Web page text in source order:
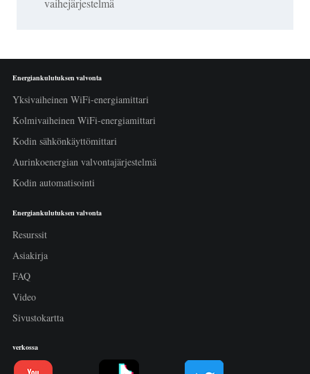
vaihejärjestelmä
Energiankulutuksen valvonta
Yksivaiheinen WiFi-energiamittari
Kolmivaiheinen WiFi-energiamittari
Kodin sähkönkäyttömittari
Aurinkoenergian valvontajärjestelmä
Kodin automatisointi
Energiankulutuksen valvonta
Resurssit
Asiakirja
FAQ
Video
Sivustokartta
verkossa